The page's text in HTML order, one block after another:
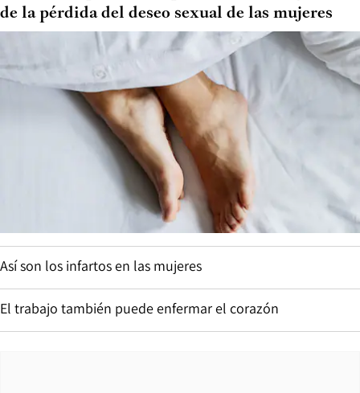
de la pérdida del deseo sexual de las mujeres
Así son los infartos en las mujeres
El trabajo también puede enfermar el corazón